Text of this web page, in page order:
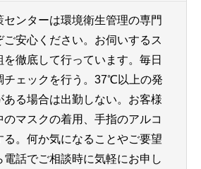
センターは環境衛生管理の専門
安心ください。お伺いするス
を徹底して行っています。毎日
チェックを行う。37℃以上の発
ある場合は出勤しない。お客様
マスクの着用、手指のアルコ
る。何か気になることやご要望
電話でご相談時に気軽にお申し